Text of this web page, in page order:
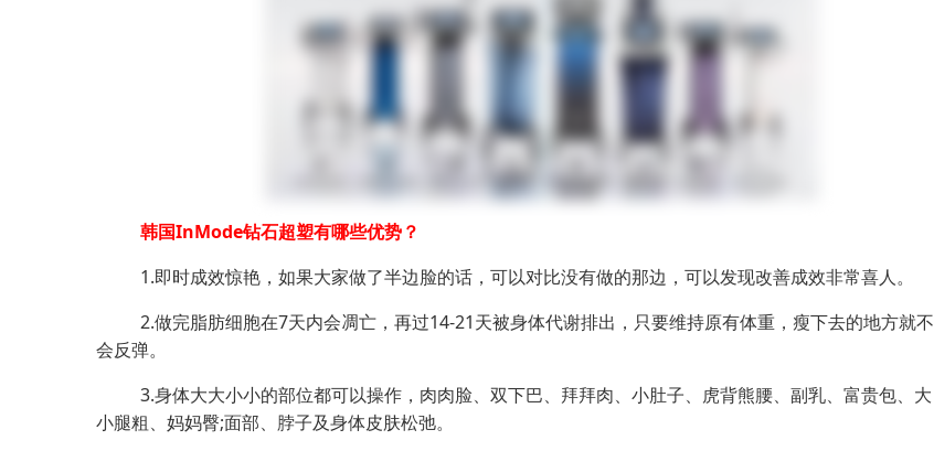
韩国InMode钻石超塑有哪些优势？
1.即时成效惊艳，如果大家做了半边脸的话，可以对比没有做的那边，可以发现改善成效非常喜人。
2.做完脂肪细胞在7天内会凋亡，再过14-21天被身体代谢排出，只要维持原有体重，瘦下去的地方就不
会反弹。
3.身体大大小小的部位都可以操作，肉肉脸、双下巴、拜拜肉、小肚子、虎背熊腰、副乳、富贵包、大
小腿粗、妈妈臀;面部、脖子及身体皮肤松弛。